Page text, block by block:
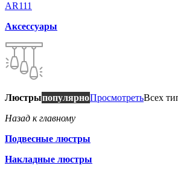
AR111
Аксессуары
ЛюстрыпопулярноПросмотретьВсех
Назад к главному
Подвесные люстры
Накладные люстры